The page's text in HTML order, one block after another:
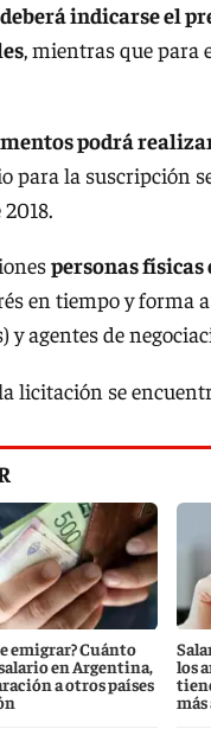
deberá indicarse el
, mientras que para
podrá
para la suscripción
personas
en tiempo y forma
agentes de
licitación se
emigrar? Cuánto
en Argentina,
a otros países
los
más